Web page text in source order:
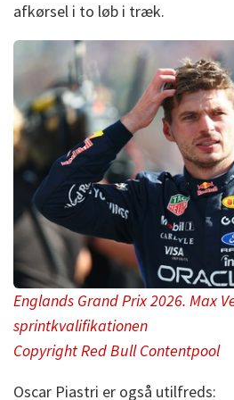
afkørsel i to løb i træk.
Englands Grand Prix 2026. Max
sprintkvalifikationen
Copyright Red Bull Contentpool
Oscar Piastri er også utilfreds: